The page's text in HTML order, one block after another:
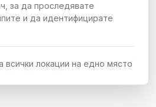
за да проследявате
и да идентифицирате
всички локации на едно място